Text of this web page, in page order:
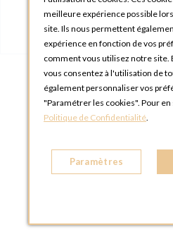
Gobelet
meilleure expérience possible
site. Ils nous permettent
expérience en fonction de vos
comment vous utilisez notre site.
vous consentez à l'utilisation de
également personnaliser vos
"Paramétrer les cookies". Pour
Politique de Confidentialité.
Paramètres